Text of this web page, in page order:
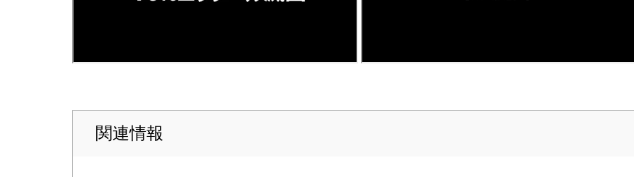
関連情報